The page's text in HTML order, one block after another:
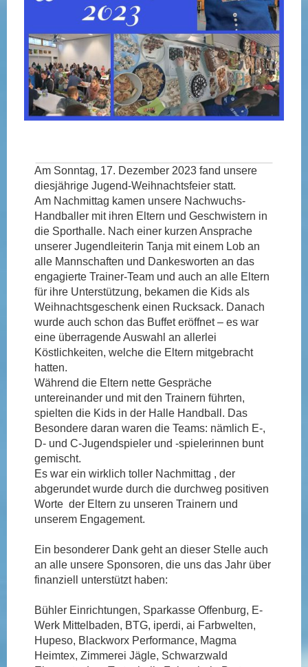
Am Sonntag, 17. Dezember 2023 fand unsere
diesjährige Jugend-Weihnachtsfeier statt.
Am Nachmittag kamen unsere Nachwuchs-
Handballer mit ihren Eltern und Geschwistern in
die Sporthalle. Nach einer kurzen Ansprache
unserer Jugendleiterin Tanja mit einem Lob an
alle Mannschaften und Dankesworten an das
engagierte Trainer-Team und auch an alle Eltern
für ihre Unterstützung, bekamen die Kids als
Weihnachtsgeschenk einen Rucksack. Danach
wurde auch schon das Buffet eröffnet – es war
eine überragende Auswahl an allerlei
Köstlichkeiten, welche die Eltern mitgebracht
hatten.
Während die Eltern nette Gespräche
untereinander und mit den Trainern führten,
spielten die Kids in der Halle Handball. Das
Besondere daran waren die Teams: nämlich E-,
D- und C-Jugendspieler und -spielerinnen bunt
gemischt.
Es war ein wirklich toller Nachmittag , der
abgerundet wurde durch die durchweg positiven
Worte der Eltern zu unseren Trainern und
unserem Engagement.
Ein besonderer Dank geht an dieser Stelle auch
an alle unsere Sponsoren, die uns das Jahr über
finanziell unterstützt haben:
Bühler Einrichtungen, Sparkasse Offenburg, E-
Werk Mittelbaden, BTG, iperdi, ai Farbwelten,
Hupeso, Blackworx Performance, Magma
Heimtex, Zimmerei Jägle, Schwarzwald